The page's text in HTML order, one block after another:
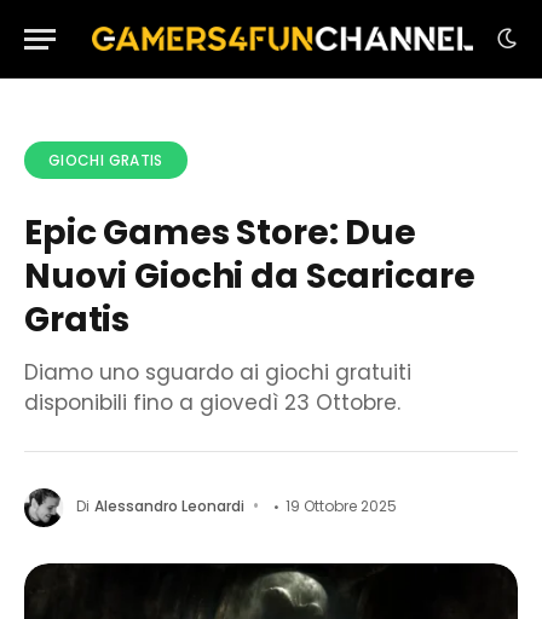
GIOCHI GRATIS
Epic Games Store: Due
Nuovi Giochi da Scaricare
Gratis
Diamo uno sguardo ai giochi gratuiti
disponibili fino a giovedì 23 Ottobre.
Di Alessandro Leonardi 19 Ottobre 2025